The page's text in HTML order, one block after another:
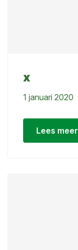
x
1 januari 2020
Lees meer